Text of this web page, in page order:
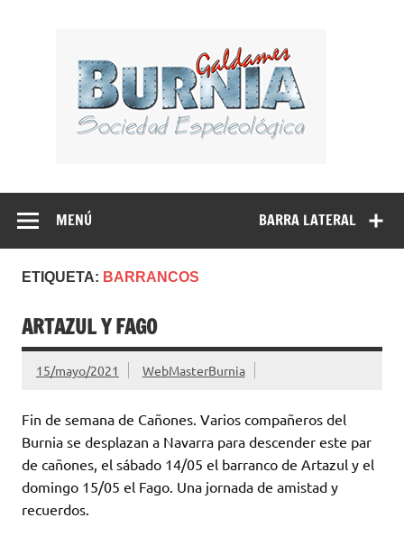
Espeleología Caving Encartaciones Bizkaia Galdames
Turtziotz -Trucios Karrantza – Carranza. Cueva, sima,
Leize, Kobazulo, CaveBARRA LATERAL
MENÚ
ETIQUETA: BARRANCOS
ARTAZUL Y FAGO
15/mayo/2021 WebMasterBurnia
Fin de semana de Cañones. Varios compañeros del
Burnia se desplazan a Navarra para descender este par
de cañones, el sábado 14/05 el barranco de Artazul y el
domingo 15/05 el Fago. Una jornada de amistad y
recuerdos.